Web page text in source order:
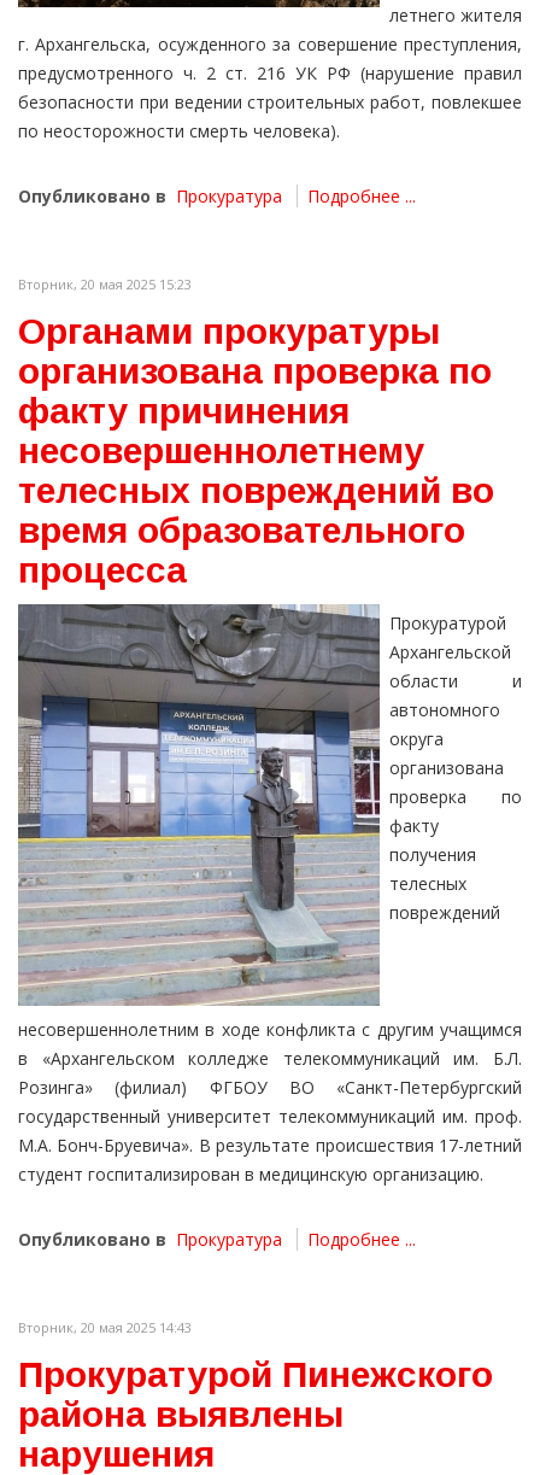
летнего жителя
г. Архангельска, осужденного за совершение преступления,
предусмотренного ч. 2 ст. 216 УК РФ (нарушение правил
безопасности при ведении строительных работ, повлекшее
по неосторожности смерть человека).
Опубликовано в Прокуратура Подробнее ...
Вторник, 20 мая 2025 15:23
Органами прокуратуры
организована проверка по
факту причинения
несовершеннолетнему
телесных повреждений во
время образовательного
процесса
Прокуратурой
Архангельской
области и
автономного
округа
организована
проверка по
факту
получения
телесных
повреждений
несовершеннолетним в ходе конфликта с другим учащимся
в «Архангельском колледже телекоммуникаций им. Б.Л.
Розинга» (филиал) ФГБОУ ВО «Санкт-Петербургский
государственный университет телекоммуникаций им. проф.
М.А. Бонч-Бруевича». В результате происшествия 17-летний
студент госпитализирован в медицинскую организацию.
Опубликовано в Прокуратура Подробнее ...
Вторник, 20 мая 2025 14:43
Прокуратурой Пинежского
района выявлены
нарушения